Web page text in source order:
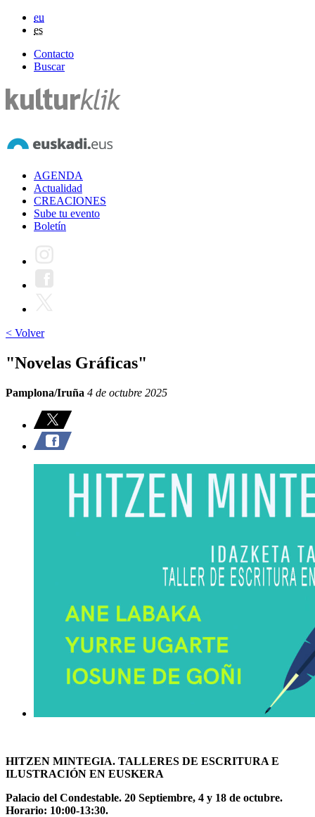
eu
es
Contacto
Buscar
AGENDA
Actualidad
CREACIONES
Sube tu evento
Boletín
< Volver
"Novelas Gráficas"
Pamplona/Iruña 4 de octubre 2025
HITZEN MINTEGIA. TALLERES DE ESCRITURA E
ILUSTRACIÓN EN EUSKERA
Palacio del Condestable. 20 Septiembre, 4 y 18 de octubre.
Horario: 10:00-13:30.